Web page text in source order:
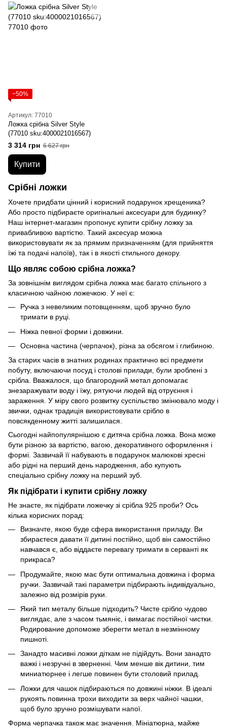
−50%
Артикул: 77010
Ложка срібна Silver Style
(77010 sku:4000021016567)
3 314 грн 6 627 грн
Купити
Срібні ложки
Хочете придбати цінний і корисний подарунок хрещеника?
Або просто підбираєте оригінальні аксесуари для будинку?
Наш інтернет-магазин пропонує купити срібну ложку за
привабливою вартістю. Такий аксесуар можна
використовувати як за прямим призначенням (для прийняття
їжі та подачі напоїв), так і в якості стильного декору.
Що являє собою срібна ложка?
За зовнішнім виглядом срібна ложка має багато спільного з
класичною чайною ложечкою. У неї є:
Ручка з невеликим потовщенням, щоб зручно було
тримати в руці.
Ніжка певної форми і довжини.
Основна частина (черпачок), різна за обсягом і глибиною.
За старих часів в знатних родинах практично всі предмети
побуту, включаючи посуд і столові прилади, були зроблені з
срібла. Вважалося, що благородний метал допомагає
знезаражувати воду і їжу, рятуючи людей від отруєння і
зараження. У міру свого розвитку суспільство змінювало моду і
звички, однак традиція використовувати срібло в
повсякденному житті залишилася.
Сьогодні найпопулярнішою є дитяча срібна ложка. Вона може
бути різною за вартістю, вагою, декоративного оформлення і
формі. Зазвичай її набувають в подарунок малюкові хресні
або рідні на перший день народження, або купують
спеціально срібну ложку на перший зуб.
Як підібрати і купити срібну ложку
Не знаєте, як підібрати ложечку зі срібла 925 проби? Ось
кілька корисних порад:
Визначте, якою буде сфера використання приладу. Ви
збираєтеся давати її дитині постійно, щоб він самостійно
навчався є, або віддаєте перевагу тримати в серванті як
прикраса?
Продумайте, якою має бути оптимальна довжина і форма
ручки. Зазвичай такі параметри підбирають індивідуально,
залежно від розмірів руки.
Який тип металу більше підходить? Чисте срібло чудово
виглядає, але з часом тьмяніє, і вимагає постійної чистки.
Родирование допоможе зберегти метал в незмінному
пишноті.
Занадто масивні ложки діткам не підійдуть. Вони занадто
важкі і незручні в зверненні. Чим менше вік дитини, тим
миниатюрнее і легше повинен бути столовий прилад.
Ложки для чашок підбираються по довжині ніжки. В ідеалі
рукоять повинна трохи виходити за верх чайної чашки,
щоб було зручно розмішувати напої.
Форма черпачка також має значення. Мініатюрна, майже